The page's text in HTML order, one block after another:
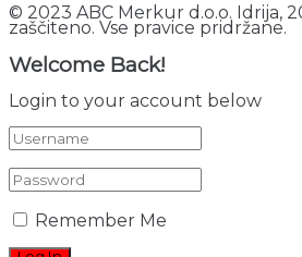
© 2023 ABC Merkur d.o.o. Idrija,
zaščiteno. Vse pravice pridržane.
Welcome Back!
Login to your account below
Remember Me